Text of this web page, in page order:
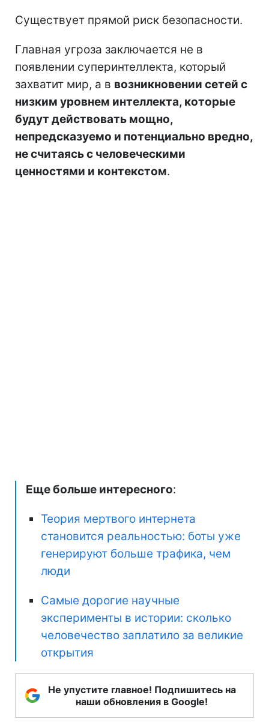
Существует прямой риск безопасности.
Главная угроза заключается не в
появлении суперинтеллекта, который
захватит мир, а в возникновении сетей с
низким уровнем интеллекта, которые
будут действовать мощно,
непредсказуемо и потенциально вредно,
не считаясь с человеческими
ценностями и контекстом.
Еще больше интересного:
Теория мертвого интернета
становится реальностью: боты уже
генерируют больше трафика, чем
люди
Самые дорогие научные
эксперименты в истории: сколько
человечество заплатило за великие
открытия
Не упустите главное! Подпишитесь на
наши обновления в Google!